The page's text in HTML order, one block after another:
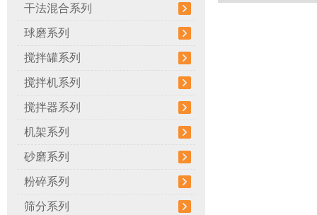
干法混合系列
球磨系列
搅拌罐系列
搅拌机系列
搅拌器系列
机架系列
砂磨系列
粉碎系列
筛分系列